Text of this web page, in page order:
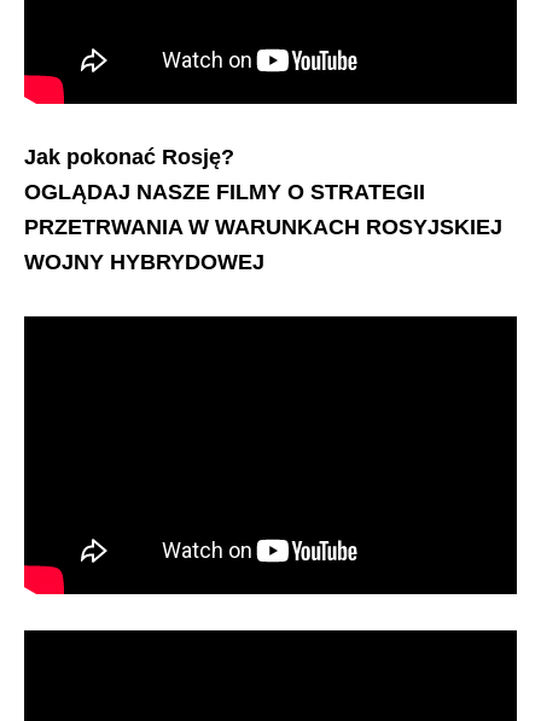
Jak pokonać Rosję?
OGLĄDAJ NASZE FILMY O STRATEGII
PRZETRWANIA W WARUNKACH ROSYJSKIEJ
WOJNY HYBRYDOWEJ